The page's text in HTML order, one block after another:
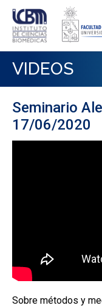
VIDEOS
Seminario
17/06/2020
Sobre métodos y